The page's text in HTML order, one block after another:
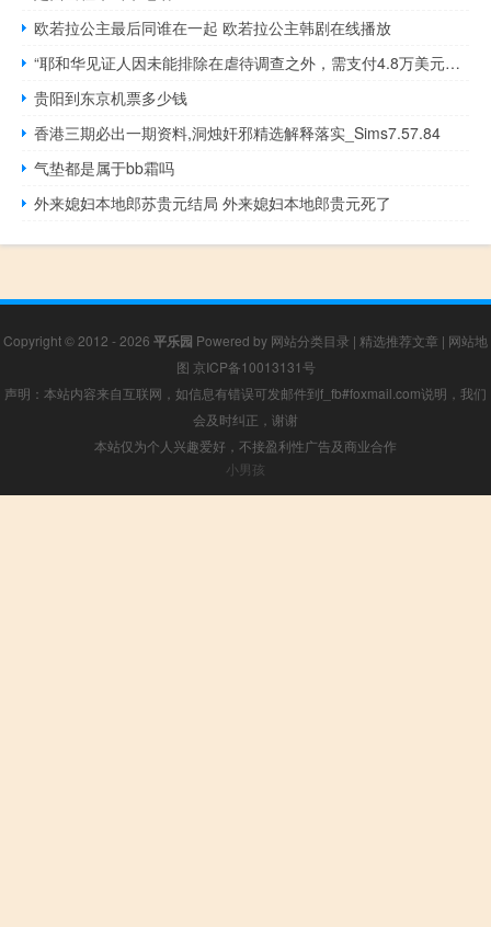
欧若拉公主最后同谁在一起 欧若拉公主韩剧在线播放
“耶和华见证人因未能排除在虐待调查之外，需支付4.8万美元的法庭费用”
贵阳到东京机票多少钱
香港三期必出一期资料,洞烛奸邪精选解释落实_Sims7.57.84
气垫都是属于bb霜吗
外来媳妇本地郎苏贵元结局 外来媳妇本地郎贵元死了
Copyright © 2012 - 2026 平乐园 Powered by 网站分类目录 | 精选推荐文章 | 网站地
图 京ICP备10013131号
声明：本站内容来自互联网，如信息有错误可发邮件到f_fb#foxmail.com说明，我们
会及时纠正，谢谢
本站仅为个人兴趣爱好，不接盈利性广告及商业合作
小男孩